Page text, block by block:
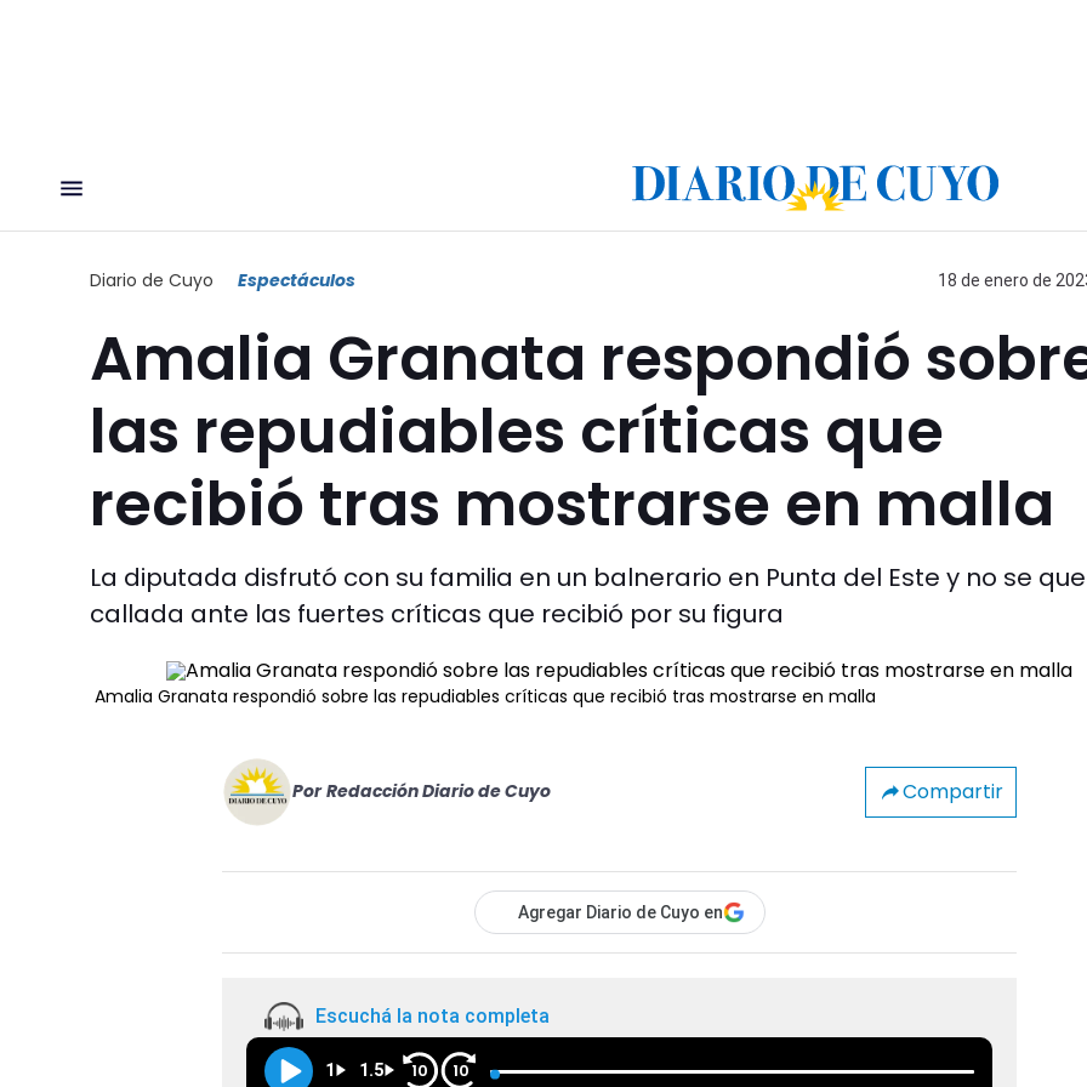
Diario de Cuyo Espectáculos 18 de enero de
Amalia Granata respondió
las repudiables críticas que
recibió tras mostrarse en malla
La diputada disfrutó con su familia en un balnerario en Punta del Este y no se
callada ante las fuertes críticas que recibió por su figura
Amalia Granata respondió sobre las repudiables críticas que recibió tras mostrarse en malla
Por Redacción Diario de Cuyo Compartir
Agregar Diario de Cuyo en
Escuchá la nota completa
1 1.5 10 10